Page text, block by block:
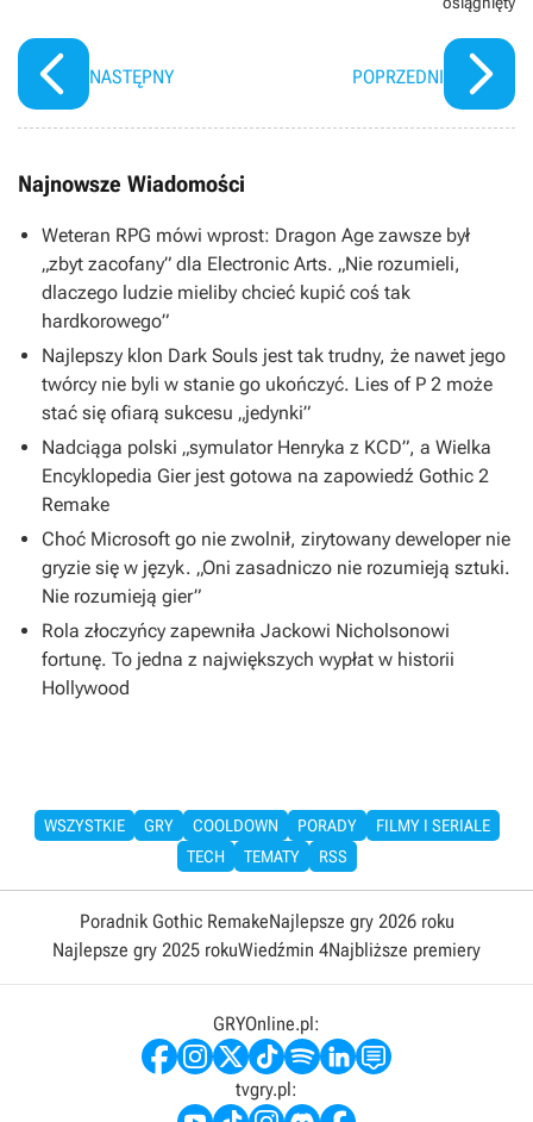
NASTĘPNY POPRZEDNI
Najnowsze Wiadomości
Weteran RPG mówi wprost: Dragon Age zawsze był
„zbyt zacofany” dla Electronic Arts. „Nie rozumieli,
dlaczego ludzie mieliby chcieć kupić coś tak
hardkorowego”
Najlepszy klon Dark Souls jest tak trudny, że nawet jego
twórcy nie byli w stanie go ukończyć. Lies of P 2 może
stać się ofiarą sukcesu „jedynki”
Nadciąga polski „symulator Henryka z KCD”, a Wielka
Encyklopedia Gier jest gotowa na zapowiedź Gothic 2
Remake
Choć Microsoft go nie zwolnił, zirytowany deweloper nie
gryzie się w język. „Oni zasadniczo nie rozumieją sztuki.
Nie rozumieją gier”
Rola złoczyńcy zapewniła Jackowi Nicholsonowi
fortunę. To jedna z największych wypłat w historii
Hollywood
WSZYSTKIE GRY COOLDOWN PORADY
FILMY I SERIALE
TECH
TEMATY RSS
Poradnik Gothic RemakeNajlepsze gry 2026 roku
Najlepsze gry 2025 rokuWiedźmin 4Najbliższe premiery
GRYOnline.pl:
tvgry.pl: